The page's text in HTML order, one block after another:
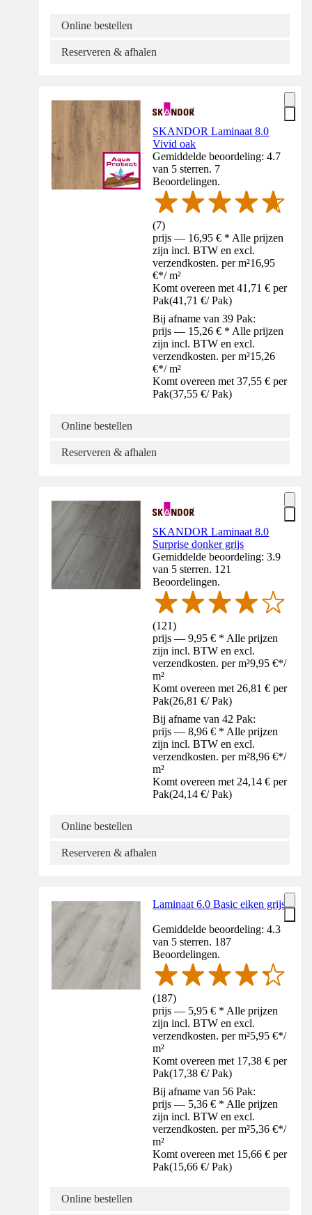
Online bestellen
Reserveren & afhalen
SKANDOR Laminaat 8.0
Vivid oak
Gemiddelde beoordeling: 4.7
van 5 sterren. 7
Beoordelingen.
(7)
prijs — 16,95 € * Alle prijzen
zijn incl. BTW en excl.
verzendkosten. per m²16,95
€*/ m²
Komt overeen met 41,71 € per
Pak(41,71 €/ Pak)
Bij afname van 39 Pak:
prijs — 15,26 € * Alle prijzen
zijn incl. BTW en excl.
verzendkosten. per m²15,26
€*/ m²
Komt overeen met 37,55 € per
Pak(37,55 €/ Pak)
Online bestellen
Reserveren & afhalen
SKANDOR Laminaat 8.0
Surprise donker grijs
Gemiddelde beoordeling: 3.9
van 5 sterren. 121
Beoordelingen.
(121)
prijs — 9,95 € * Alle prijzen
zijn incl. BTW en excl.
verzendkosten. per m²9,95 €*/
m²
Komt overeen met 26,81 € per
Pak(26,81 €/ Pak)
Bij afname van 42 Pak:
prijs — 8,96 € * Alle prijzen
zijn incl. BTW en excl.
verzendkosten. per m²8,96 €*/
m²
Komt overeen met 24,14 € per
Pak(24,14 €/ Pak)
Online bestellen
Reserveren & afhalen
Laminaat 6.0 Basic eiken grijs
Gemiddelde beoordeling: 4.3
van 5 sterren. 187
Beoordelingen.
(187)
prijs — 5,95 € * Alle prijzen
zijn incl. BTW en excl.
verzendkosten. per m²5,95 €*/
m²
Komt overeen met 17,38 € per
Pak(17,38 €/ Pak)
Bij afname van 56 Pak:
prijs — 5,36 € * Alle prijzen
zijn incl. BTW en excl.
verzendkosten. per m²5,36 €*/
m²
Komt overeen met 15,66 € per
Pak(15,66 €/ Pak)
Online bestellen